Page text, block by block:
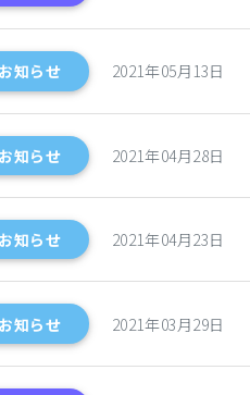
お知らせ 2021年05月13日
お知らせ 2021年04月28日
お知らせ 2021年04月23日
お知らせ 2021年03月29日